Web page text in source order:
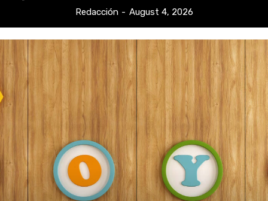
Redacción - August 4, 2026